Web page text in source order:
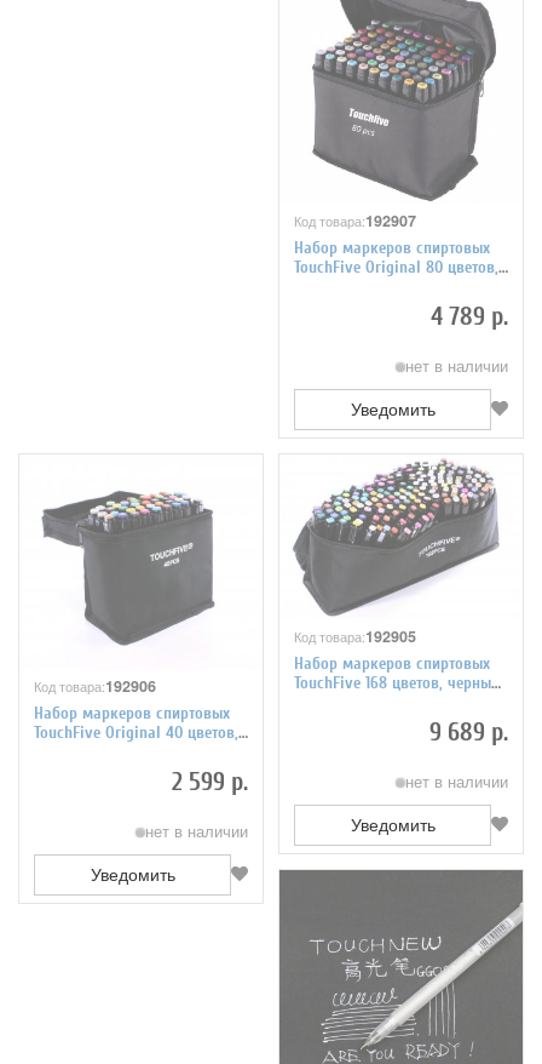
Код товара:192907
Набор маркеров спиртовых
TouchFive Original 80 цветов,
4 789 р.
нет в наличии
Уведомить
Код товара:192906
Набор маркеров спиртовых
TouchFive Original 40 цветов,
2 599 р.
нет в наличии
Уведомить
Код товара:192905
Набор маркеров спиртовых
TouchFive 168 цветов, черный
9 689 р.
нет в наличии
Уведомить